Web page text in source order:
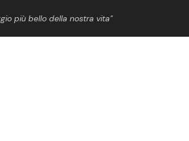
più bello della nostra vita”